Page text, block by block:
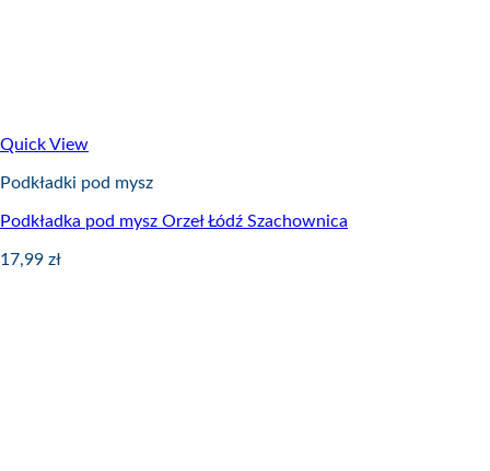
Quick View
Podkładki pod mysz
Podkładka pod mysz Orzeł Łódź Szachownica
17,99 zł